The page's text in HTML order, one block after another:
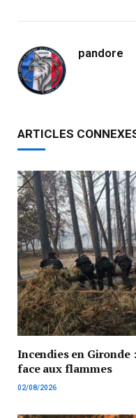
pandore
ARTICLES
Incendies en Gironde
face aux flammes
02/08/2026